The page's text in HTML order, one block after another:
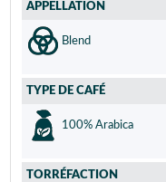
APPELLATION
Blend
TYPE DE CAFÉ
100% Arabica
TORRÉFACTION